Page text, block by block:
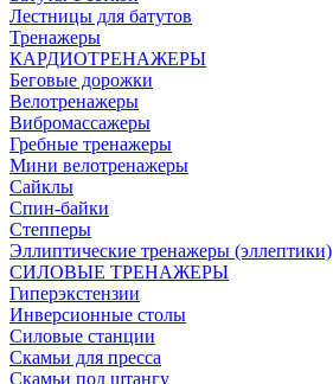
Лестницы для батутов
Тренажеры
КАРДИОТРЕНАЖЕРЫ
Беговые дорожки
Велотренажеры
Вибромассажеры
Гребные тренажеры
Мини велотренажеры
Сайклы
Спин-байки
Степперы
Эллиптические тренажеры (эллептики)
СИЛОВЫЕ ТРЕНАЖЕРЫ
Гиперэкстензии
Инверсионные столы
Силовые станции
Скамьи для пресса
Скамьи под штангу